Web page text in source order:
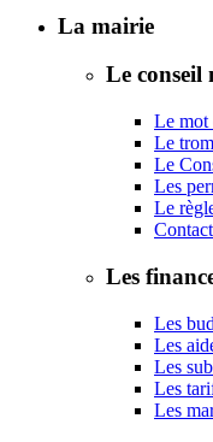
La mairie
Le conseil
Le mot
Le
Le
Les
Le
Les
Les
Les
Les
Les
Les